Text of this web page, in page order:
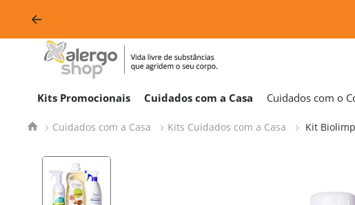
Kits Promocionais Cuidados com a Casa Cuidados com o
Cuidados com a Casa Kits Cuidados com a Casa Kit